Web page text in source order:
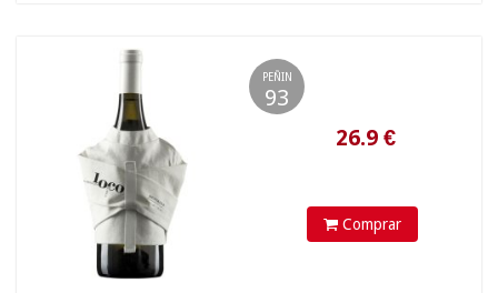
PEÑIN
93
Comprar
30.9€